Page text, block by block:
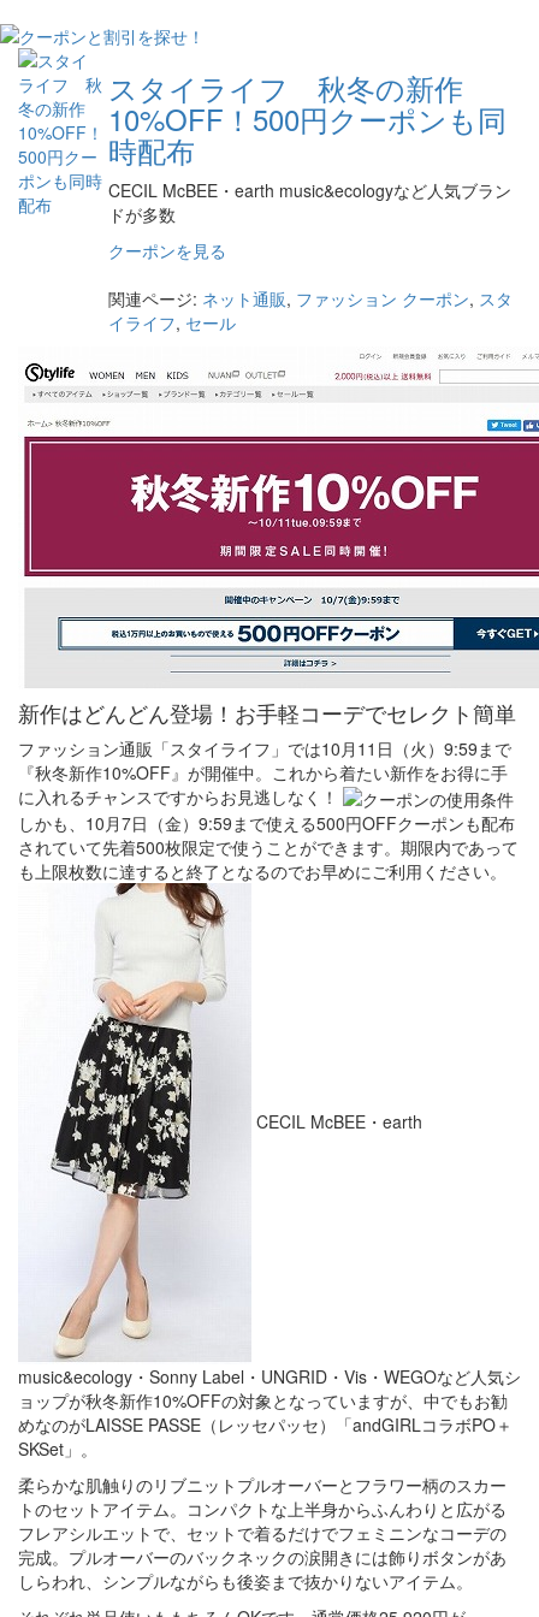
スタイライフ 秋冬の新作
10%OFF！500円クーポンも同
時配布
CECIL McBEE・earth music&ecologyなど人気ブラン
ドが多数
クーポンを見る
関連ページ: ネット通販, ファッション クーポン, スタ
イライフ, セール
新作はどんどん登場！お手軽コーデでセレクト簡単
ファッション通販「スタイライフ」では10月11日（火）9:59まで
『秋冬新作10%OFF』が開催中。これから着たい新作をお得に手
に入れるチャンスですからお見逃しなく！
しかも、10月7日（金）9:59まで使える500円OFFクーポンも配布
されていて先着500枚限定で使うことができます。期限内であって
も上限枚数に達すると終了となるのでお早めにご利用ください。
CECIL McBEE・earth
music&ecology・Sonny Label・UNGRID・Vis・WEGOなど人気シ
ョップが秋冬新作10%OFFの対象となっていますが、中でもお勧
めなのがLAISSE PASSE（レッセパッセ）「andGIRLコラボPO＋
SKSet」。
柔らかな肌触りのリブニットプルオーバーとフラワー柄のスカー
トのセットアイテム。コンパクトな上半身からふんわりと広がる
フレアシルエットで、セットで着るだけでフェミニンなコーデの
完成。プルオーバーのバックネックの涙開きには飾りボタンがあ
しらわれ、シンプルながらも後姿まで抜かりないアイテム。